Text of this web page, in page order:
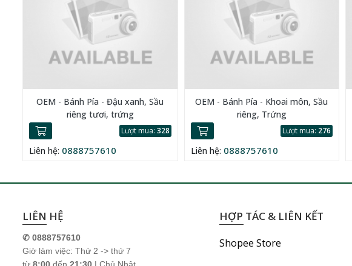
OEM - Bánh Pía - Đậu xanh, Sầu
riêng tươi, trứng
Lượt mua: 328
Liên hệ: 0888757610
OEM - Bánh Pía - Khoai môn, Sầu
riêng, Trứng
Lượt mua: 276
Liên hệ: 0888757610
LIÊN HỆ
✆ 0888757610
Giờ làm việc: Thứ 2 -> thứ 7
từ 8:00 đến 21:30 | Chủ Nhật
HỢP TÁC & LIÊN KẾT
Shopee Store